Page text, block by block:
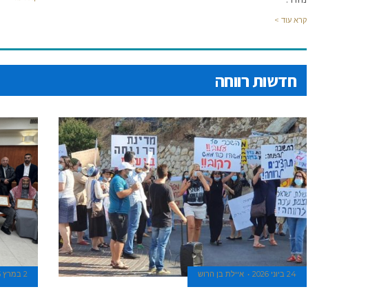
קרא עוד >
חדשות רווחה
24 ביוני 2026 איילת בן הרוש 2 במרץ 2025